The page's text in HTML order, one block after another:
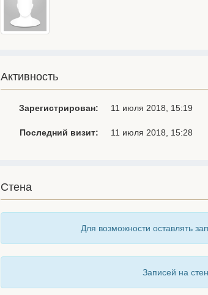
Активность
Зарегистрирован: 11 июля 2018, 15:19
Последний визит: 11 июля 2018, 15:28
Стена
Для возможности оставлять
Записей на